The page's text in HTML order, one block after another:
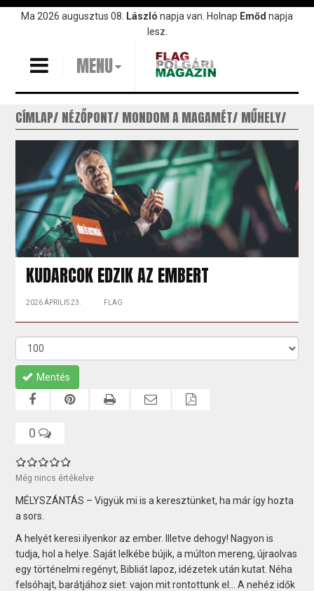
UgrásMa 2026 augusztus 08. László napja van. Holnap Emőd napja
lesz.
MENU
CÍMLAP NÉZŐPONT MONDOM A MAGAMÉT MŰHELY
KUDARCOK EDZIK AZ EMBERT
2026 ÁPRILIS 23. FLAG
Mentés
0
Még nincs értékelve
MÉLYSZÁNTÁS – Vigyük mi is a keresztünket, ha már így hozta
a sors.
A helyét keresi ilyenkor az ember. Illetve dehogy! Nagyon is
tudja, hol a helye. Saját lelkébe bújik, a múlton mereng, újraolvas
egy történelmi regényt, Bibliát lapoz, idézetek után kutat. Néha
felsóhajt, barátjához siet: vajon mit rontottunk el… A nehéz idők